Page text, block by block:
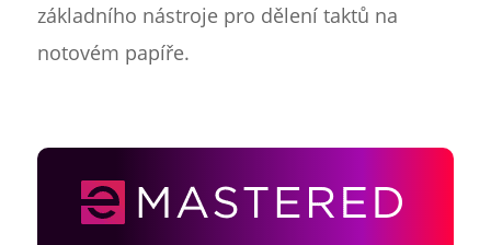
základního nástroje pro dělení taktů na
notovém papíře.